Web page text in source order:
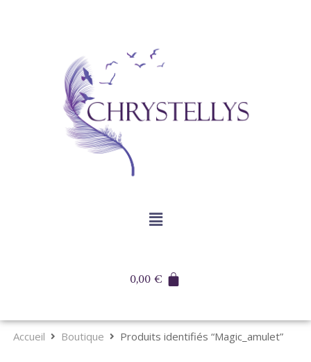
0,00€
Accueil Boutique Produits identifiés “Magic_amulet”